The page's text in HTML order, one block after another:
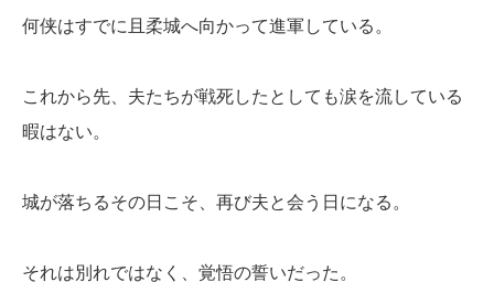
何侠はすでに且柔城へ向かって進軍している。
これから先、夫たちが戦死したとしても涙を流している
暇はない。
城が落ちるその日こそ、再び夫と会う日になる。
それは別れではなく、覚悟の誓いだった。